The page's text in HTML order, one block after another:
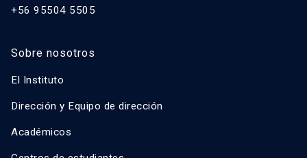
+56 95504 5505
Sobre nosotros
El Instituto
Dirección y Equipo de dirección
Académicos